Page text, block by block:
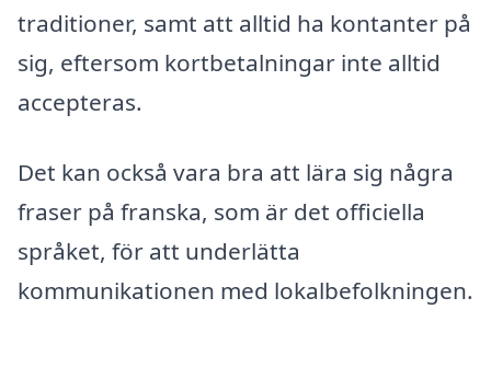
traditioner, samt att alltid ha kontanter på
sig, eftersom kortbetalningar inte alltid
accepteras.
Det kan också vara bra att lära sig några
fraser på franska, som är det officiella
språket, för att underlätta
kommunikationen med lokalbefolkningen.